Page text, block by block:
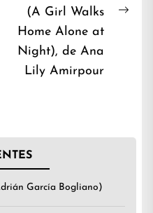
(A Girl Walks
Home Alone at
Night), de Ana
Lily Amirpour
García Bogliano)